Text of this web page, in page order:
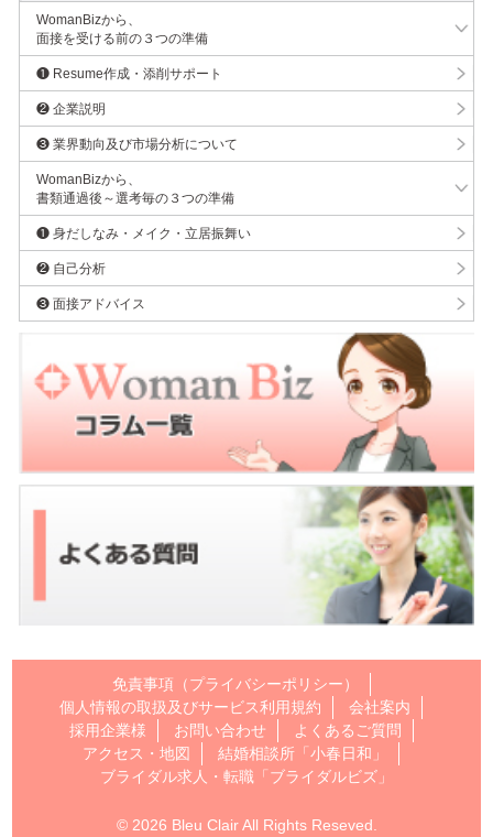
WomanBizから、
面接を受ける前の３つの準備
❶ Resume作成・添削サポート
❷ 企業説明
❸ 業界動向及び市場分析について
WomanBizから、
書類通過後～選考毎の３つの準備
❶ 身だしなみ・メイク・立居振舞い
❷ 自己分析
❸ 面接アドバイス
免責事項（プライバシーポリシー）
個人情報の取扱及びサービス利用規約
会社案内
採用企業様
お問い合わせ
よくあるご質問
アクセス・地図
結婚相談所「小春日和」
ブライダル求人・転職「ブライダルビズ」
© 2026 Bleu Clair All Rights Reseved.